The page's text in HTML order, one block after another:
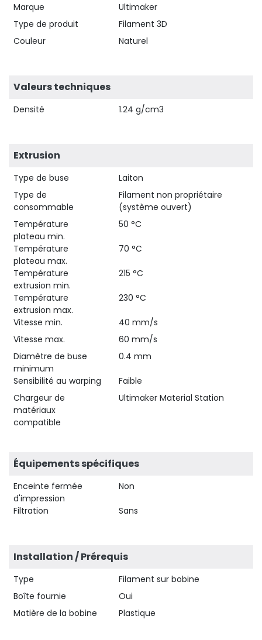
Marque
Ultimaker
Type de produit
Filament 3D
Couleur
Naturel
Valeurs techniques
Densité 1.24 g/cm3
Extrusion
Type de buse
Laiton
Type de
consommable
Filament non propriétaire
(système ouvert)
Température
plateau min.
50 °C
Température
plateau max.
70 °C
Température
extrusion min.
215 °C
Température
extrusion max.
230 °C
Vitesse min.
40 mm/s
Vitesse max.
60 mm/s
Diamètre de buse
minimum
0.4 mm
Sensibilité au warping
Faible
Chargeur de
matériaux
compatible
Ultimaker Material Station
Équipements spécifiques
Enceinte fermée
d'impression
Non
Filtration Sans
Installation / Prérequis
Type
Filament sur bobine
Boîte fournie
Oui
Matière de la bobine
Plastique